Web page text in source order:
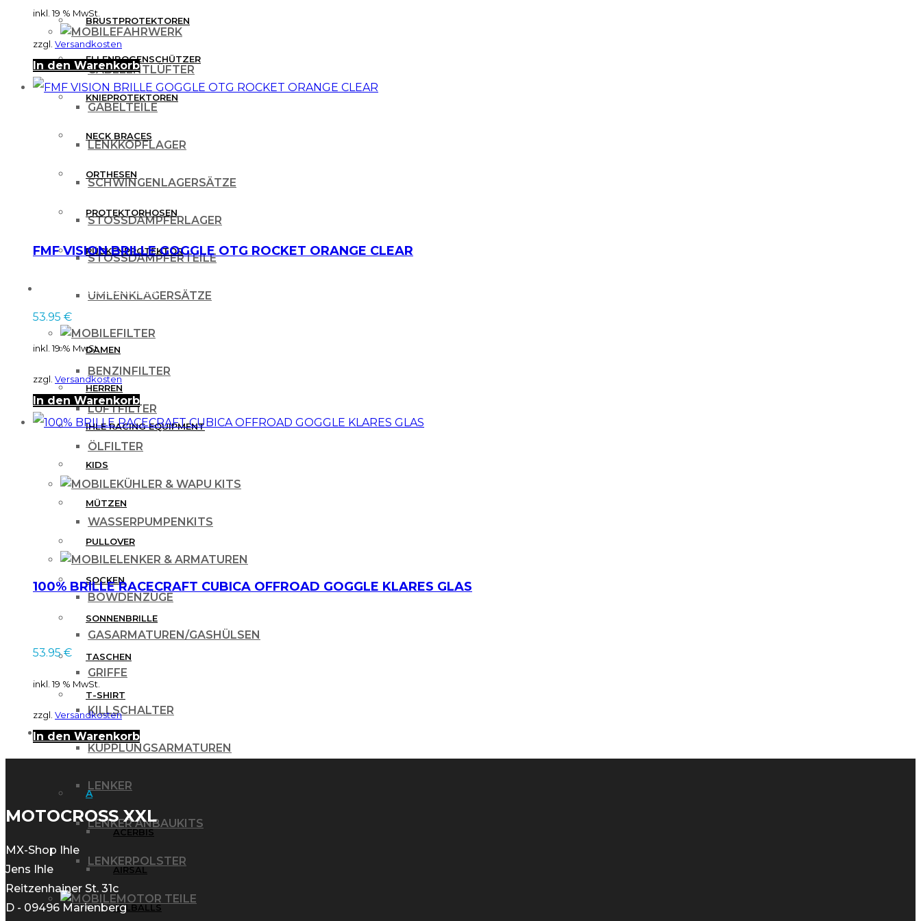
FAHRWERK
GABELENTLÜFTER
GABELTEILE
LENKKOPFLAGER
SCHWINGENLAGERSÄTZE
STOSSDÄMPFERLAGER
STOSSDÄMPFERTEILE
UMLENKLAGERSÄTZE
FILTER
BENZINFILTER
LUFTFILTER
ÖLFILTER
KÜHLER & WAPU KITS
WASSERPUMPENKITS
LENKER & ARMATUREN
BOWDENZÜGE
GASARMATUREN/GASHÜLSEN
GRIFFE
KILLSCHALTER
KUPPLUNGSARMATUREN
LENKER
LENKER ANBAUKITS
LENKERPOLSTER
MOTOR TEILE
BRUSTPROTEKTOREN
ELLENBOGENSCHÜTZER
KNIEPROTEKTOREN
NECK BRACES
ORTHESEN
PROTEKTORHOSEN
RÜCKENPROTEKTOR
FREIZEITBEKLEIDUNG
DAMEN
HERREN
IHLE RACING EQUIPMENT
KIDS
MÜTZEN
PULLOVER
SOCKEN
SONNENBRILLE
TASCHEN
T-SHIRT
MARKEN
A
ACERBIS
AIRSAL
ALLBALLS
inkl. 19 % MwSt.
zzgl. Versandkosten
In den Warenkorb
FMF VISION BRILLE GOGGLE OTG ROCKET ORANGE CLEAR
53.95 €
inkl. 19 % MwSt.
zzgl. Versandkosten
In den Warenkorb
100% BRILLE RACECRAFT CUBICA OFFROAD GOGGLE KLARES GLAS
53.95€
inkl. 19 % MwSt.
zzgl. Versandkosten
In den Warenkorb
MOTOCROSS XXL
MX-Shop Ihle
Jens Ihle
Reitzenhainer St. 31c
D - 09496 Marienberg